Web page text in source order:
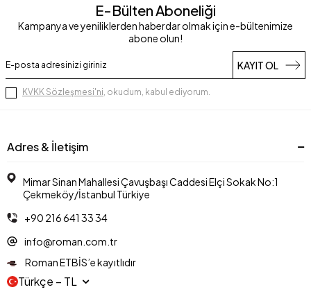
E-Bülten Aboneliği
Kampanya ve yeniliklerden haberdar olmak için e-bültenimize
abone olun!
KAYIT OL
KVKK Sözleşmesi'ni , okudum, kabul ediyorum.
Adres & İletişim
Mimar Sinan Mahallesi Çavuşbaşı Caddesi Elçi Sokak No:1
Çekmeköy/İstanbul Türkiye
+90 216 641 33 34
info@roman.com.tr
Roman ETBİS’e kayıtlıdır
Türkçe − TL